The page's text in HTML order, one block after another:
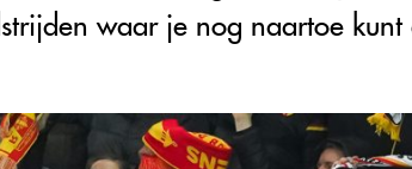
waar je nog naartoe